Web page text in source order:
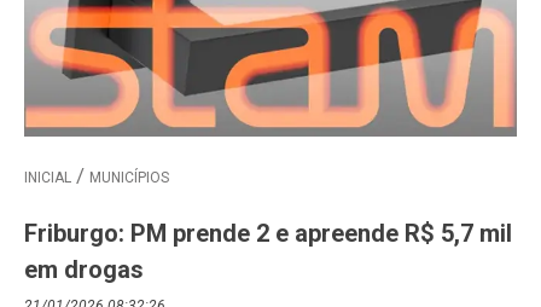
INICIAL MUNICÍPIOS
Friburgo: PM prende 2 e apreende R$ 5,7 mil
em drogas